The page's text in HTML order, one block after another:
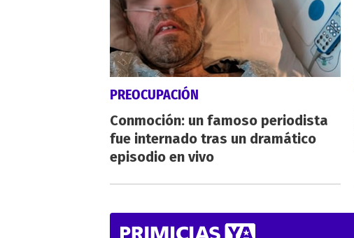
PREOCUPACIÓN
Conmoción: un famoso periodista
fue internado tras un dramático
episodio en vivo